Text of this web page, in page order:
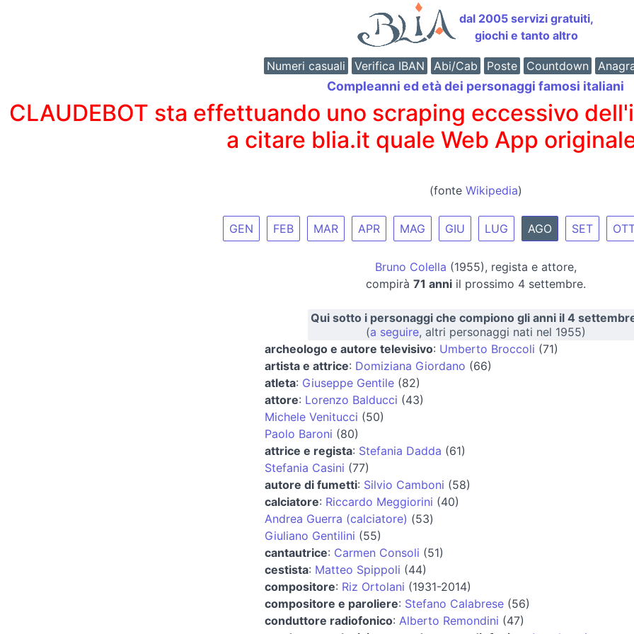
dal 2005 servizi gratuiti,
giochi e tanto altro
Numeri casuali Verifica IBAN Abi/Cab Poste Countdown
Compleanni ed età dei personaggi famosi italiani
CLAUDEBOT sta effettuando uno scraping eccessivo
a citare blia.it quale Web App
(fonte Wikipedia)
GEN FEB MAR APR MAG GIU LUG AGO SET
Bruno Colella (1955), regista e attore,
compirà 71 anniil prossimo 4 settembre.
Qui sotto i personaggi che compiono gli anni il 4
(a seguire, altri personaggi nati nel 1955)
archeologo e autore televisivo: Umberto Broccoli (71)
artista e attrice: Domiziana Giordano (66)
atleta: Giuseppe Gentile (82)
attore: Lorenzo Balducci (43)
Michele Venitucci (50)
Paolo Baroni (80)
attrice e regista: Stefania Dadda (61)
Stefania Casini (77)
autore di fumetti: Silvio Camboni (58)
calciatore: Riccardo Meggiorini (40)
Andrea Guerra (calciatore) (53)
Giuliano Gentilini (55)
cantautrice: Carmen Consoli (51)
cestista: Matteo Spippoli (44)
compositore: Riz Ortolani (1931-2014)
compositore e paroliere: Stefano Calabrese (56)
conduttore radiofonico: Alberto Remondini (47)